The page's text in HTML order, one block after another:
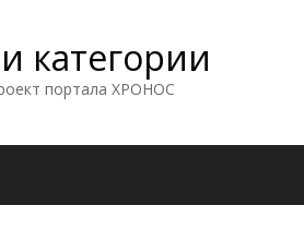
категории
портала ХРОНОС